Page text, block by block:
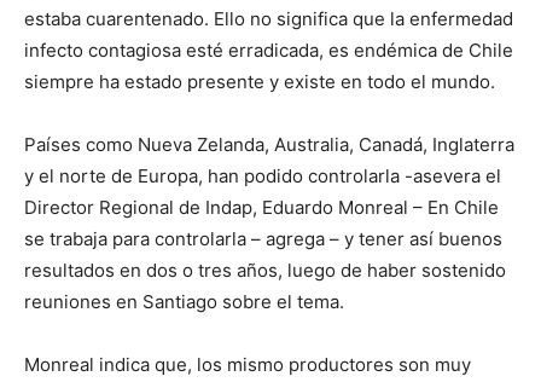
estaba cuarentenado. Ello no significa que la enfermedad
infecto contagiosa esté erradicada, es endémica de Chile
siempre ha estado presente y existe en todo el mundo.
Países como Nueva Zelanda, Australia, Canadá, Inglaterra
y el norte de Europa, han podido controlarla -asevera el
Director Regional de Indap, Eduardo Monreal – En Chile
se trabaja para controlarla – agrega – y tener así buenos
resultados en dos o tres años, luego de haber sostenido
reuniones en Santiago sobre el tema.
Monreal indica que, los mismo productores son muy